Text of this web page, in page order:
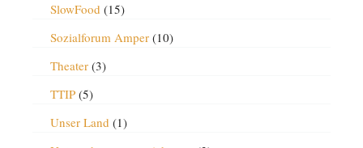
SlowFood (15)
Sozialforum Amper(10)
Theater(3)
TTIP(5)
Unser Land (1)